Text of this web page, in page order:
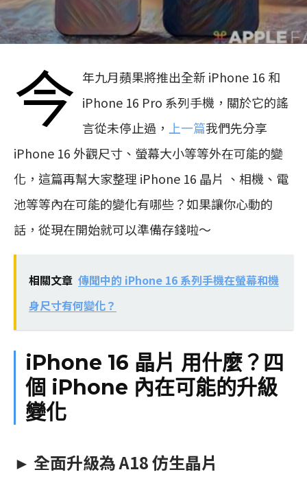
今 年九月蘋果將推出全新 iPhone 16 和
iPhone 16 Pro 系列手機，關於它的謠
言從未停止過， 上一篇我們先分享
iPhone 16 外觀尺寸、螢幕大小等等外在可能的變
化，這篇再幫大家整理 iPhone 16 晶片 、相機、電
池等等內在可能的變化有哪些？如果讓你心動的
話，從現在開始就可以準備存錢啦～
相關文章 傳聞中的 iPhone 16 系列手機在螢幕和機
身尺寸有何變化？
iPhone 16 晶片 用什麼？四
個 iPhone 內在可能的升級
變化
► 全面升級為 A18 仿生晶片